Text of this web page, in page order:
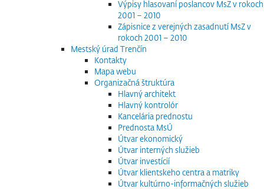
Výpisy hlasovaní poslancov MsZ v rokoch
2001 – 2010
Zápisnice z verejných zasadnutí MsZ v
rokoch 2001 – 2010
Mestský úrad Trenčín
Kontakty
Mapa webu
Organizačná štruktúra
Hlavný architekt
Hlavný kontrolór
Kancelária prednostu
Prednosta MsÚ
Útvar ekonomický
Útvar interných služieb
Útvar investícií
Útvar klientskeho centra a matriky
Útvar kultúrno-informačných služieb